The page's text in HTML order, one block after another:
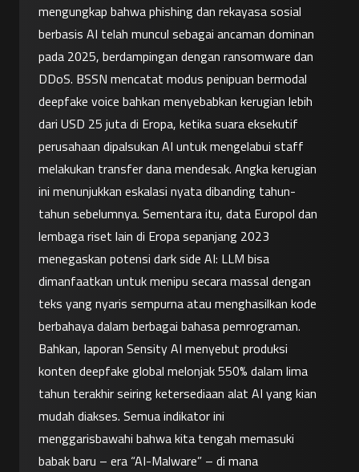
mengungkap bahwa phishing dan rekayasa sosial
berbasis AI telah muncul sebagai ancaman dominan
pada 2025, berdampingan dengan ransomware dan
DDoS. BSSN mencatat modus penipuan bermodal
deepfake voice bahkan menyebabkan kerugian lebih
dari USD 25 juta di Eropa, ketika suara eksekutif
perusahaan dipalsukan AI untuk mengelabui staff
melakukan transfer dana mendesak. Angka kerugian
ini menunjukkan eskalasi nyata dibanding tahun-
tahun sebelumnya. Sementara itu, data Europol dan
lembaga riset lain di Eropa sepanjang 2023
menegaskan potensi dark side AI: LLM bisa
dimanfaatkan untuk menipu secara massal dengan
teks yang nyaris sempurna atau menghasilkan kode
berbahaya dalam berbagai bahasa pemrograman.
Bahkan, laporan Sensity AI menyebut produksi
konten deepfake global melonjak 550% dalam lima
tahun terakhir seiring ketersediaan alat AI yang kian
mudah diakses. Semua indikator ini
menggarisbawahi bahwa kita tengah memasuki
babak baru – era “AI-Malware” – di mana